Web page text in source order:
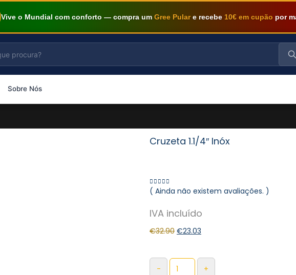
Vive o Mundial com conforto — compra um Gree Pulare recebe 10€ em cupão por
Sobre Nós
Cruzeta 1.1/4″ Inóx
0 out of 5
( Ainda não existem avaliações. )
€32.90 €23.03
- +